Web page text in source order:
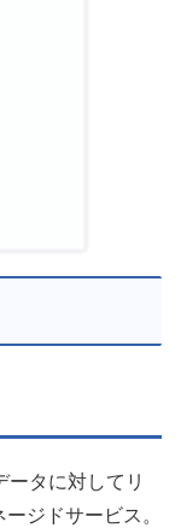
ータに対してリ
ジドサービス。